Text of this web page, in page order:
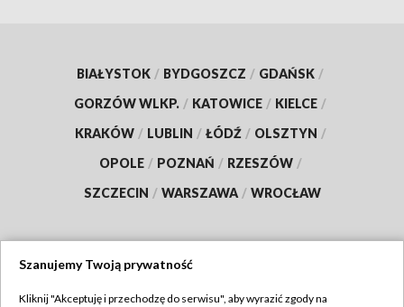
BIAŁYSTOK / BYDGOSZCZ / GDAŃSK /
GORZÓW WLKP. / KATOWICE / KIELCE /
KRAKÓW / LUBLIN / ŁÓDŹ / OLSZTYN /
OPOLE / POZNAŃ / RZESZÓW /
SZCZECIN / WARSZAWA / WROCŁAW
Szanujemy Twoją prywatność
Kliknij "Akceptuję i przechodzę do serwisu", aby wyrazić zgody na